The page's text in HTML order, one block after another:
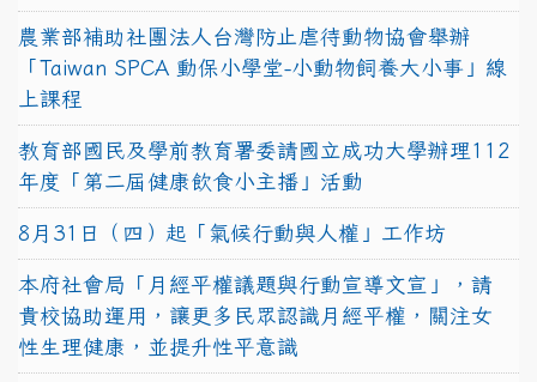
農業部補助社團法人台灣防止虐待動物協會舉辦
「Taiwan SPCA 動保小學堂-小動物飼養大小事」線
上課程
教育部國民及學前教育署委請國立成功大學辦理112
年度「第二屆健康飲食小主播」活動
8月31日（四）起「氣候行動與人權」工作坊
本府社會局「月經平權議題與行動宣導文宣」，請
貴校協助運用，讓更多民眾認識月經平權，關注女
性生理健康，並提升性平意識